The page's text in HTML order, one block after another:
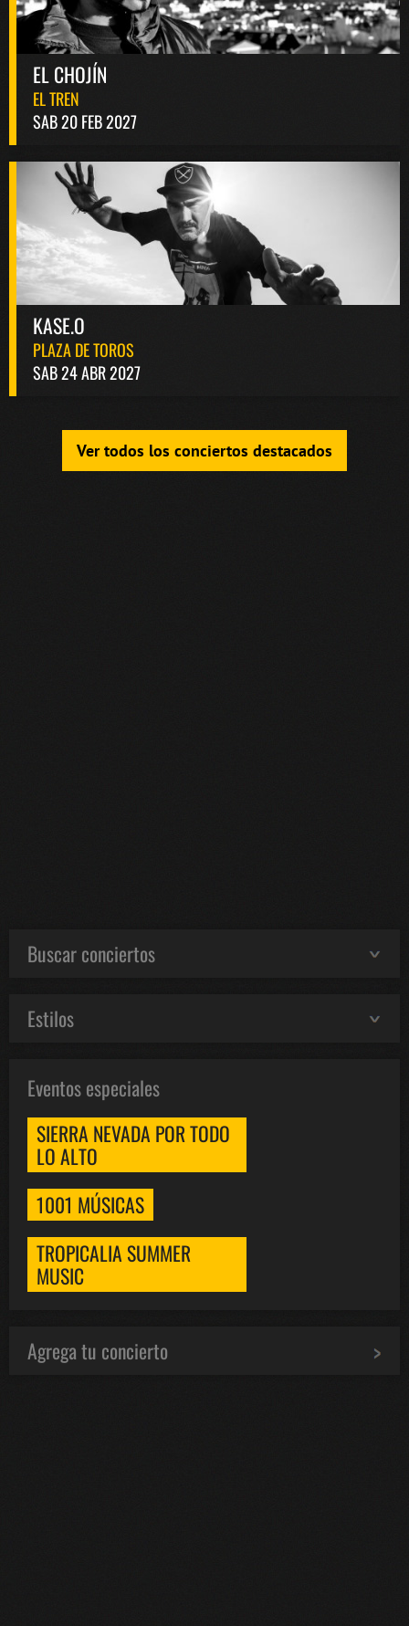
EL CHOJÍN
EL TREN
SAB 20 FEB 2027
KASE.O
PLAZA DE TOROS
SAB 24 ABR 2027
Ver todos los conciertos destacados
Buscar conciertos
Estilos
Eventos especiales
SIERRA NEVADA POR TODO
LO ALTO
1001 MÚSICAS
TROPICALIA SUMMER
MUSIC
Agrega tu concierto